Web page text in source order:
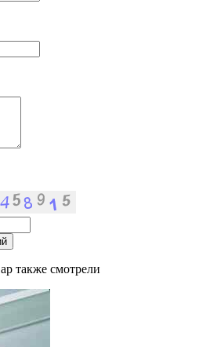
также смотрели